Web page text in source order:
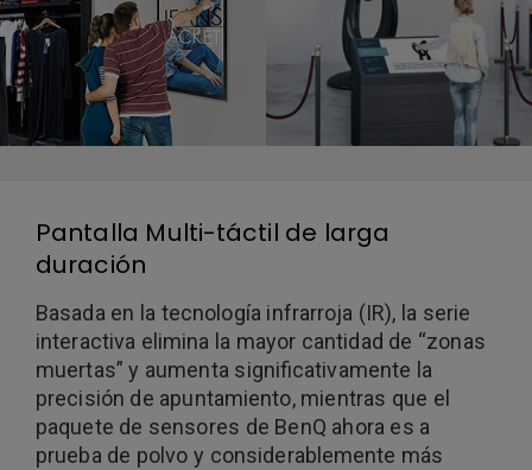
Pantalla Multi-táctil de larga
duración
Basada en la tecnología infrarroja (IR), la serie
interactiva elimina la mayor cantidad de “zonas
muertas” y aumenta significativamente la
precisión de apuntamiento, mientras que el
paquete de sensores de BenQ ahora es a
prueba de polvo y considerablemente más